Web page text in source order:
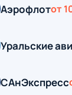
Аэрофлотот
Уральские
САнЭкспресс